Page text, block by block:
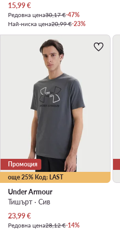
Актуална цена
15,99€
Редовна цена30,17 €-47%
Най-ниска цена20,99 €-23%
още 25% Код: LAST
Промоция
Under Armour
Тишърт · Сив
Актуална цена
23,99€
Редовна цена28,12 €-14%